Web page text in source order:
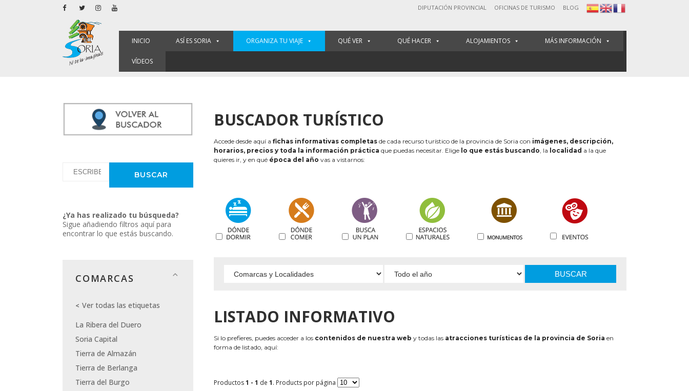
DIPUTACIÓN PROVINCIAL OFICINAS DE TURISMO BLOG
INICIO ASÍ ES SORIA ORGANIZA TU VIAJE QUÉ VER QUÉ HACER ALOJAMIENTOS MÁS INFORMACIÓN
VÍDEOS
¿Ya has realizado tu búsqueda?
Sigue añadiendo filtros aquí para
encontrar lo que estás buscando.
COMARCAS
Ver todas las etiquetas
La Ribera del Duero
Soria Capital
Tierra de Almazán
Tierra de Berlanga
Tierra del Burgo
BUSCADOR TURÍSTICO
Accede desde aquí a fichas informativas completas de cada recurso turístico de la provincia de Soria con imágenes, descripción,
horarios, precios y toda la información práctica que puedas necesitar. Elige lo que estás buscando, la localidad a la que
quieres ir, y en qué época del año vas a vistarnos:
BUSCAR
LISTADO INFORMATIVO
Si lo prefieres, puedes acceder a los contenidos de nuestra web y todas las atracciones turísticas de la provincia de Soria en
forma de listado, aquí:
Productos1 - 1 de 1. Products por página